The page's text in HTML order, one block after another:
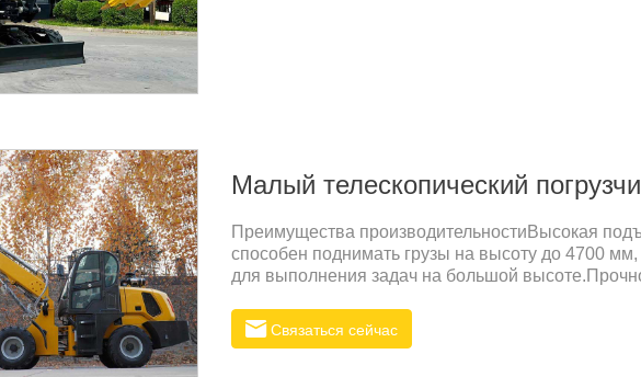
Малый телескопический
Преимущества производительностиВысокая
способен поднимать грузы на высоту до 4700
для выполнения задач на большой
обеспечивают долгий срок службы машины при
эксплуатационных расходах.Эффективность и
Связаться сейчас